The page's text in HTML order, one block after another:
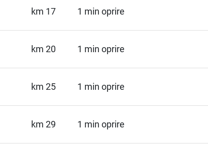
km 17 1 min oprire
km 20 1 min oprire
km 25 1 min oprire
km 29 1 min oprire